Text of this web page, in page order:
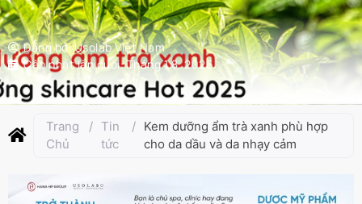
Đăng bởiUsolab Việt Nam
Cập nhật lần cuối:Tháng 1 8, 2026
Trang
Chủ
/ Tin
tức
/ Kem dưỡng ẩm trà xanh phù hợp
cho da dầu và da nhạy cảm